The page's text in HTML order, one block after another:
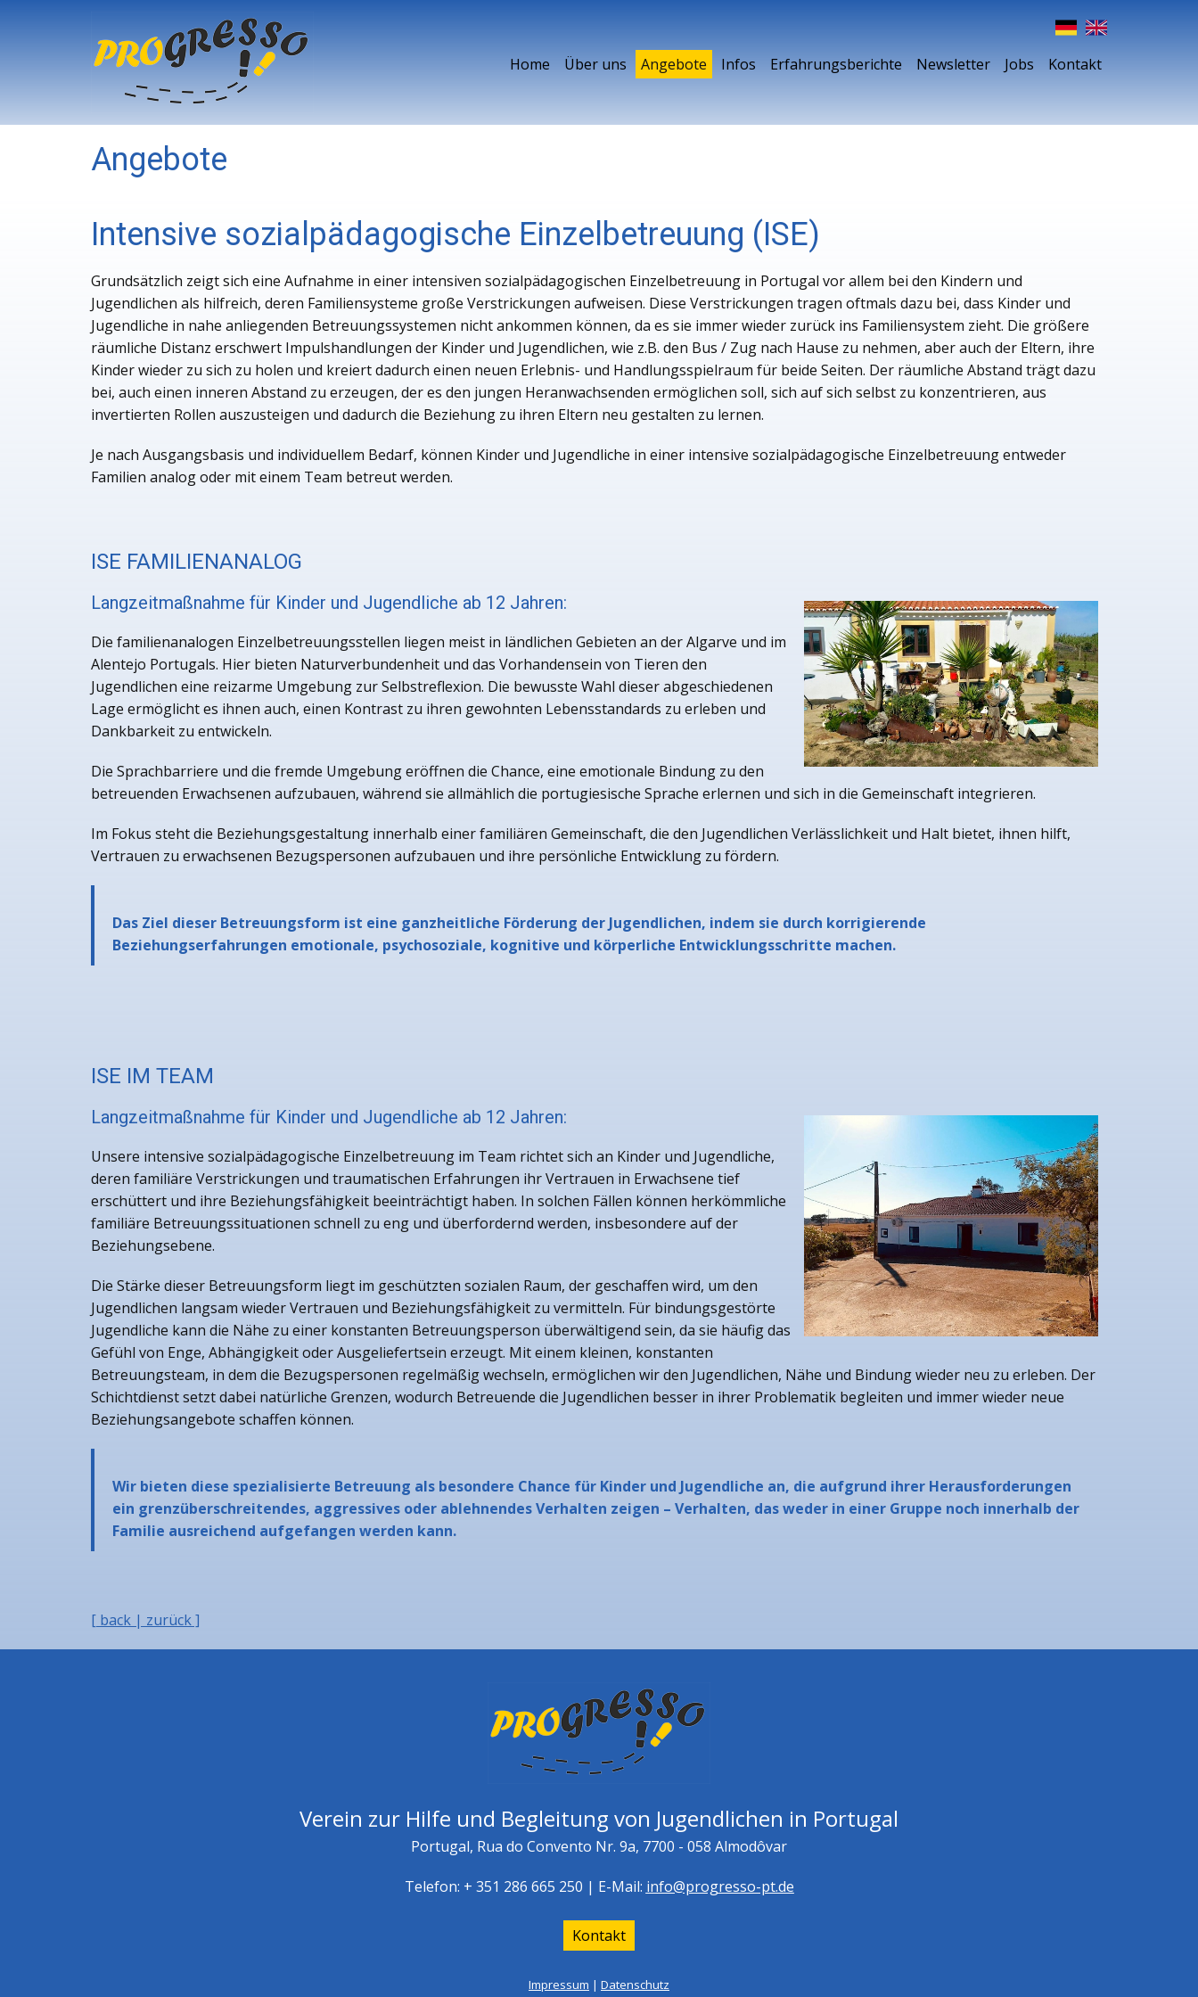
Home Über uns Angebote Infos Erfahrungsberichte Newsletter Jobs Kontakt
Angebote
Intensive sozialpädagogische Einzelbetreuung (ISE)
Grundsätzlich zeigt sich eine Aufnahme in einer intensiven sozialpädagogischen Einzelbetreuung in Portugal vor allem bei den Kindern und
Jugendlichen als hilfreich, deren Familiensysteme große Verstrickungen aufweisen. Diese Verstrickungen tragen oftmals dazu bei, dass Kinder und
Jugendliche in nahe anliegenden Betreuungssystemen nicht ankommen können, da es sie immer wieder zurück ins Familiensystem zieht. Die größere
räumliche Distanz erschwert Impulshandlungen der Kinder und Jugendlichen, wie z.B. den Bus / Zug nach Hause zu nehmen, aber auch der Eltern, ihre
Kinder wieder zu sich zu holen und kreiert dadurch einen neuen Erlebnis- und Handlungsspielraum für beide Seiten. Der räumliche Abstand trägt dazu
bei, auch einen inneren Abstand zu erzeugen, der es den jungen Heranwachsenden ermöglichen soll, sich auf sich selbst zu konzentrieren, aus
invertierten Rollen auszusteigen und dadurch die Beziehung zu ihren Eltern neu gestalten zu lernen.
Je nach Ausgangsbasis und individuellem Bedarf, können Kinder und Jugendliche in einer intensive sozialpädagogische Einzelbetreuung entweder
Familien analog oder mit einem Team betreut werden.
ISE FAMILIENANALOG
Langzeitmaßnahme für Kinder und Jugendliche ab 12 Jahren:
Die familienanalogen Einzelbetreuungsstellen liegen meist in ländlichen Gebieten an der Algarve und im
Alentejo Portugals. Hier bieten Naturverbundenheit und das Vorhandensein von Tieren den
Jugendlichen eine reizarme Umgebung zur Selbstreflexion. Die bewusste Wahl dieser abgeschiedenen
Lage ermöglicht es ihnen auch, einen Kontrast zu ihren gewohnten Lebensstandards zu erleben und
Dankbarkeit zu entwickeln.
Die Sprachbarriere und die fremde Umgebung eröffnen die Chance, eine emotionale Bindung zu den
betreuenden Erwachsenen aufzubauen, während sie allmählich die portugiesische Sprache erlernen und sich in die Gemeinschaft integrieren.
Im Fokus steht die Beziehungsgestaltung innerhalb einer familiären Gemeinschaft, die den Jugendlichen Verlässlichkeit und Halt bietet, ihnen hilft,
Vertrauen zu erwachsenen Bezugspersonen aufzubauen und ihre persönliche Entwicklung zu fördern.
Das Ziel dieser Betreuungsform ist eine ganzheitliche Förderung der Jugendlichen, indem sie durch korrigierende
Beziehungserfahrungen emotionale, psychosoziale, kognitive und körperliche Entwicklungsschritte machen.
ISE IM TEAM
Langzeitmaßnahme für Kinder und Jugendliche ab 12 Jahren:
Unsere intensive sozialpädagogische Einzelbetreuung im Team richtet sich an Kinder und Jugendliche,
deren familiäre Verstrickungen und traumatischen Erfahrungen ihr Vertrauen in Erwachsene tief
erschüttert und ihre Beziehungsfähigkeit beeinträchtigt haben. In solchen Fällen können herkömmliche
familiäre Betreuungssituationen schnell zu eng und überfordernd werden, insbesondere auf der
Beziehungsebene.
Die Stärke dieser Betreuungsform liegt im geschützten sozialen Raum, der geschaffen wird, um den
Jugendlichen langsam wieder Vertrauen und Beziehungsfähigkeit zu vermitteln. Für bindungsgestörte
Jugendliche kann die Nähe zu einer konstanten Betreuungsperson überwältigend sein, da sie häufig das
Gefühl von Enge, Abhängigkeit oder Ausgeliefertsein erzeugt. Mit einem kleinen, konstanten
Betreuungsteam, in dem die Bezugspersonen regelmäßig wechseln, ermöglichen wir den Jugendlichen, Nähe und Bindung wieder neu zu erleben. Der
Schichtdienst setzt dabei natürliche Grenzen, wodurch Betreuende die Jugendlichen besser in ihrer Problematik begleiten und immer wieder neue
Beziehungsangebote schaffen können.
Wir bieten diese spezialisierte Betreuung als besondere Chance für Kinder und Jugendliche an, die aufgrund ihrer Herausforderungen
ein grenzüberschreitendes, aggressives oder ablehnendes Verhalten zeigen – Verhalten, das weder in einer Gruppe noch innerhalb der
Familie ausreichend aufgefangen werden kann.
[ back | zurück ]
Verein zur Hilfe und Begleitung von Jugendlichen in Portugal
Portugal, Rua do Convento Nr. 9a, 7700 - 058 Almodôvar
Telefon: + 351 286 665 250 | E-Mail: info@progresso-pt.de
Kontakt
Impressum | Datenschutz